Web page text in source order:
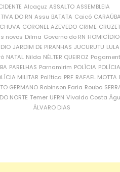
Alcaçuz ASSALTO ASSEMBLEIA
DO RN Assu BATATA Caicó
CORONEL AZEVEDO CRIME
novos Dilma Governo do RN HOMICÍDIO
JARDIM DE PIRANHAS JUCURUTU LULA
NATAL Nilda NÉLTER QUEIROZ
PARELHAS Parnamirim POLÍCIA POLÍCIA
MILITAR Política PRF RAFAEL MOTTA
GERMANO Robinson Faria Roubo
NORTE Temer UFRN Vivaldo Costa
ÁLVARO DIAS